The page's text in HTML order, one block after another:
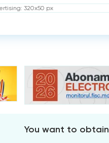
320x50 px
You want to